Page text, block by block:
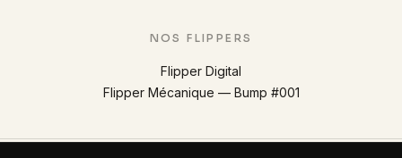
NOS FLIPPERS
Flipper Digital
Flipper Mécanique — Bump #001